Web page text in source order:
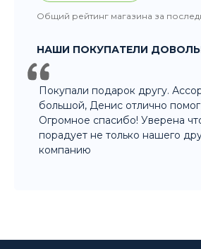
Покупали подарок другу.
Огромное спасибо! Уверена
порадует не только нашего
компанию
8 800 707 35 36